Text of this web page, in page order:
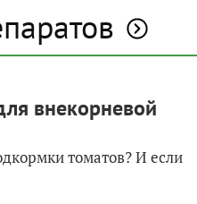
внекорневой
томатов? И если